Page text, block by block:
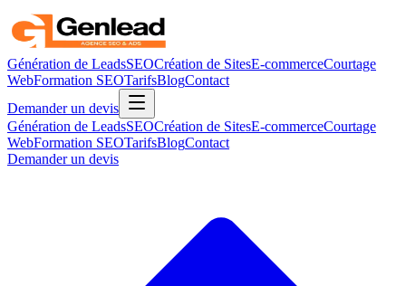
Génération de LeadsSEOCréation de SitesE-commerceCourtage
WebFormation SEOTarifsBlogContact
Demander un devis
Génération de LeadsSEOCréation de SitesE-commerceCourtage
WebFormation SEOTarifsBlogContact
Demander un devis